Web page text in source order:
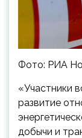
Фото: РИА
«Участники
развитие
добычи и